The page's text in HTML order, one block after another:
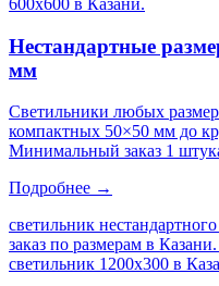
600х600 в Казани.
Нестандартные
мм
Светильники любых
компактных 50×50 мм до
Минимальный заказ 1
Подробнее →
светильник
заказ по размерам в
светильник 1200х300 в